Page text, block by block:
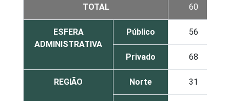
TOTAL 60
ESFERA
ADMINISTRATIVA
Público 56
Privado 68
REGIÃO Norte 31